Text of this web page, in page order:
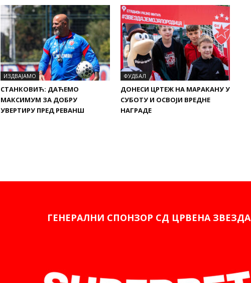
ИЗДВАЈАМО
СТАНКОВИЋ: ДАЋЕМО
МАКСИМУМ ЗА ДОБРУ
УВЕРТИРУ ПРЕД РЕВАНШ
ФУДБАЛ
ДОНЕСИ ЦРТЕЖ НА МАРАКАНУ У
СУБОТУ И ОСВОЈИ ВРЕДНЕ
НАГРАДЕ
ГЕНЕРАЛНИ СПОНЗОР СД ЦРВЕНА ЗВЕЗДА